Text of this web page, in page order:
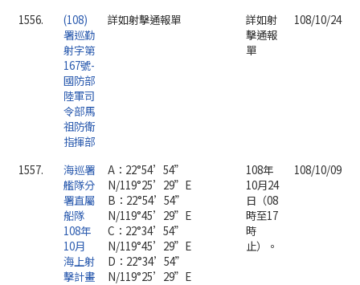
1556.
(108)
署巡勤
射字第
167號-
國防部
陸軍司
令部馬
祖防衛
指揮部
詳如射擊通報單
詳如射
擊通報
單
108/10/24
1557.
海巡署
艦隊分
署直屬
船隊
108年
10月
海上射
擊計畫
A：22°54’54”
N/119°25’29”E
B：22°54’54”
N/119°45’29”E
C：22°34’54”
N/119°45’29”E
D：22°34’54”
N/119°25’29”E
108年
10月24
日（08
時至17
時
止）。
108/10/09